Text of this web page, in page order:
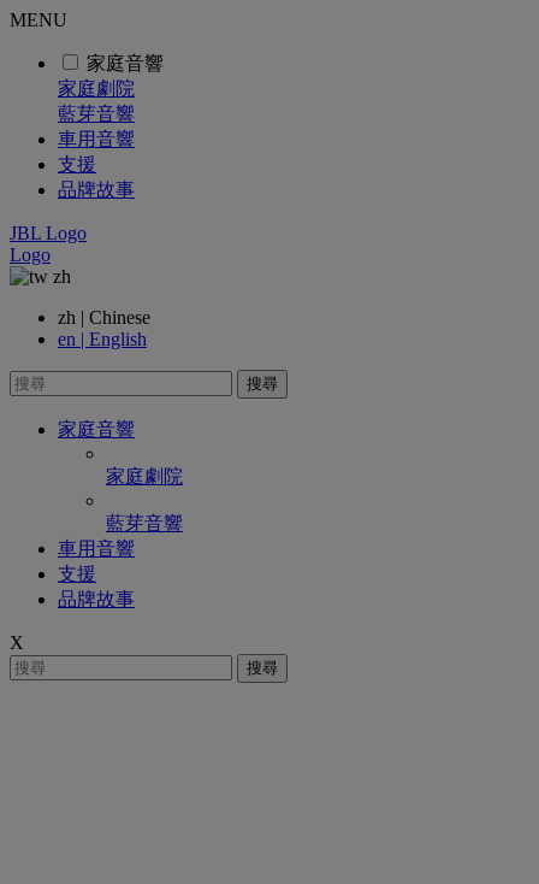
MENU
家庭音響
家庭劇院
藍芽音響
車用音響
支援
品牌故事
JBL Logo
Logo
zh
zh | Chinese
en | English
搜尋
家庭音響
家庭劇院
藍芽音響
車用音響
支援
品牌故事
X
搜尋